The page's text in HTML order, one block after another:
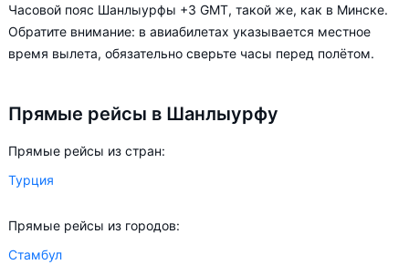
В зависимости от количества дней, оставшихся до вылета,
цена билета на самолёт в Шанлыурфу может измениться
Aviasales.by советует купить авиабилеты в Шанлыурфу
ориентируясь на свои пожелания и финансовые
возможности.
Часовой пояс Шанлыурфы +3 GMT, такой же, как в Минске.
Обратите внимание: в авиабилетах указывается местное
время вылета, обязательно сверьте часы перед полётом.
Прямые рейсы в Шанлыурфу
Прямые рейсы из стран:
Турция
Прямые рейсы из городов:
Стамбул